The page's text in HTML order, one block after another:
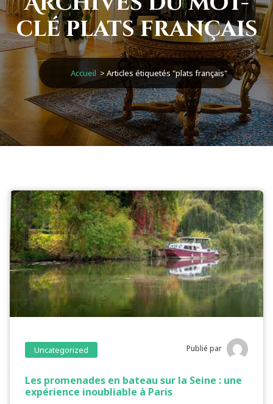
clé plats français
Accueil > Articles étiquetés "plats français"
Uncategorized Publié par
Les promenades en bateau sur la Seine : une
expérience inoubliable à Paris